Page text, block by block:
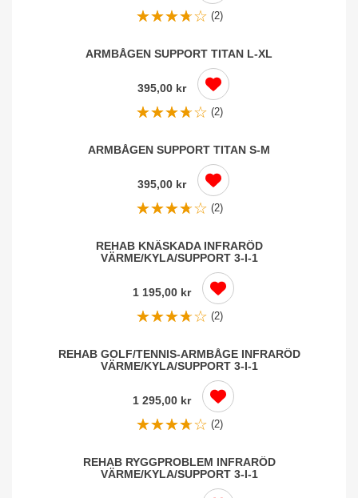
(2)
ARMBÅGEN SUPPORT TITAN L-XL
395,00 kr
(2)
ARMBÅGEN SUPPORT TITAN S-M
395,00 kr
(2)
REHAB KNÄSKADA INFRARÖD
VÄRME/KYLA/SUPPORT 3-I-1
1 195,00 kr
(2)
REHAB GOLF/TENNIS-ARMBÅGE INFRARÖD
VÄRME/KYLA/SUPPORT 3-I-1
1 295,00 kr
(2)
REHAB RYGGPROBLEM INFRARÖD
VÄRME/KYLA/SUPPORT 3-I-1
Du behöver vara inlogga för att spara produkter i din